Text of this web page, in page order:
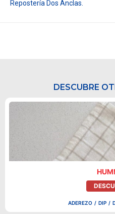
Repostería Dos Anclas.
DESCUBRE
ADEREZO / DIP /